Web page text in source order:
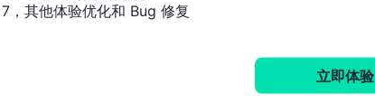
7，其他体验优化和 Bug 修复
立即体验